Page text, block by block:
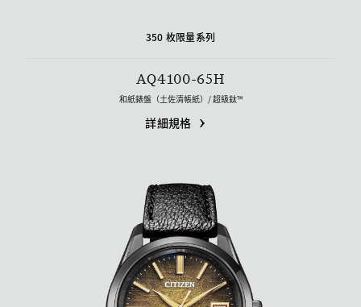
350 枚限量系列
AQ4100-65H
和紙錶盤（土佐清帳紙）/ 超級鈦™
詳細規格